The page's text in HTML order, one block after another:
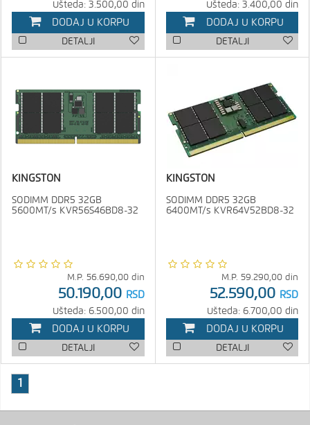
Ušteda: 3.500,00 din
DODAJ U KORPU
DETALJI
Ušteda: 3.400,00 din
DODAJ U KORPU
DETALJI
KINGSTON
SODIMM DDR5 32GB
5600MT/s KVR56S46BD8-32
M.P. 56.690,00 din
50.190,00 RSD
Ušteda: 6.500,00 din
DODAJ U KORPU
DETALJI
KINGSTON
SODIMM DDR5 32GB
6400MT/s KVR64V52BD8-32
M.P. 59.290,00 din
52.590,00 RSD
Ušteda: 6.700,00 din
DODAJ U KORPU
DETALJI
1